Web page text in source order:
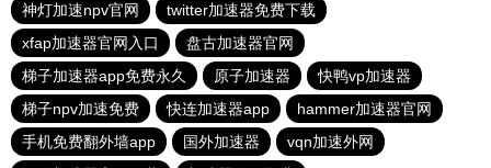
神灯加速npv官网
twitter加速器免费下载
xfap加速器官网入口
盘古加速器官网
梯子加速器app免费永久
原子加速器
快鸭vp加速器
梯子npv加速免费
快连加速器app
hammer加速器官网
手机免费翻外墙app
国外加速器
vqn加速外网